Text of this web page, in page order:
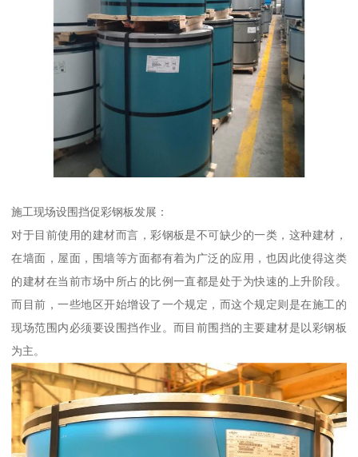
施工现场设围挡促彩钢板发展：
对于目前使用的建材而言，彩钢板是不可缺少的一类，这种建材，
在墙面，屋面，围墙等方面都有着为广泛的应用，也因此使得这类
的建材在当前市场中所占的比例一直都是处于为快速的上升阶段。
而目前，一些地区开始增设了一个规定，而这个规定则是在施工的
现场范围内必须要设围挡作业。而目前围挡的主要建材是以彩钢板
为主。